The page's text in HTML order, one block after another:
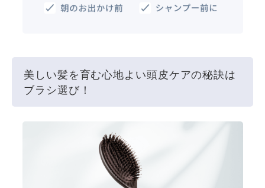
美しい髪を育む心地よい頭皮ケアの秘訣は
ブラシ選び！